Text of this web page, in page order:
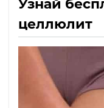
Узнай
целлюлит